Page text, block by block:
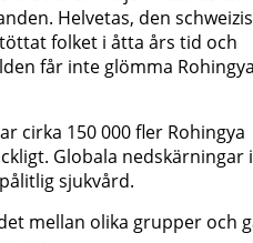
Helvetas, den
folket i åtta års tid och
får inte glömma
cirka 150 000 fler Rohingya
Globala nedskärningar i
sjukvård.
mellan olika grupper och